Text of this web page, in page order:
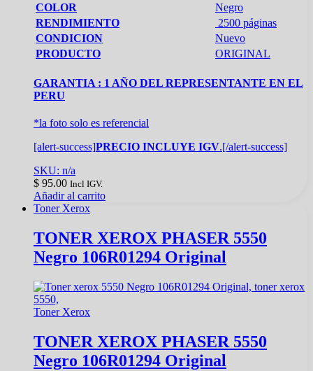
COLOR
Negro
RENDIMIENTO
2500 páginas
CONDICION
Nuevo
PRODUCTO
ORIGINAL
GARANTIA : 1 AÑO DEL REPRESENTANTE EN EL
PERU
*la foto solo es referencial
[alert-success]PRECIO INCLUYE IGV.[/alert-success]
SKU: n/a
$ 95.00 Incl IGV.
Añadir al carrito
Toner Xerox
TONER XEROX PHASER 5550
Negro 106R01294 Original
Toner Xerox
TONER XEROX PHASER 5550
Negro 106R01294 Original